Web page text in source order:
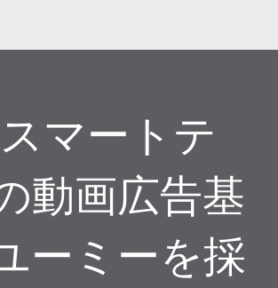
マートテ
動画広告基
ーミーを採